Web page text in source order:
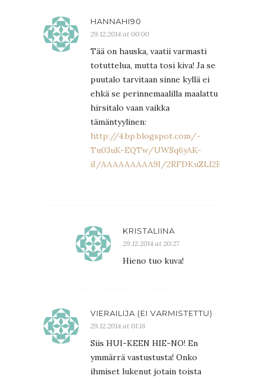
HANNAHI90
29.12.2014 at 00:00
Tää on hauska, vaatii varmasti
totuttelua, mutta tosi kiva! Ja se
puutalo tarvitaan sinne kyllä ei
ehkä se perinnemaalilla maalattu
hirsitalo vaan vaikka
tämäntyylinen:
http://4.bp.blogspot.com/-
Tu03uK-EQTw/UWSq6yAK-
iI/AAAAAAAAA9I/2RFDKuZLI2E/s1600/
KRISTALIINA
29.12.2014 at 20:27
Hieno tuo kuva!
VIERAILIJA (EI VARMISTETTU)
29.12.2014 at 01:18
Siis HUI-KEEN HIE-NO! En
ymmärrä vastustusta! Onko
ihmiset lukenut jotain toista